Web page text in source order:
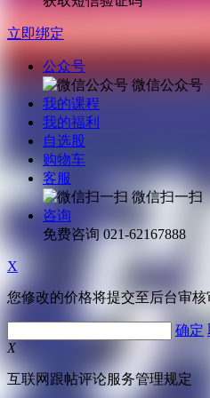
立即绑定
公众号
微信公众号
我的课程
我的福利
自选股
购物车
客服
微信扫一扫
咨询
免费咨询 021-62167888
X
您修改的价格将提交至后台审
确定
X
互联网跟帖评论服务管理规定